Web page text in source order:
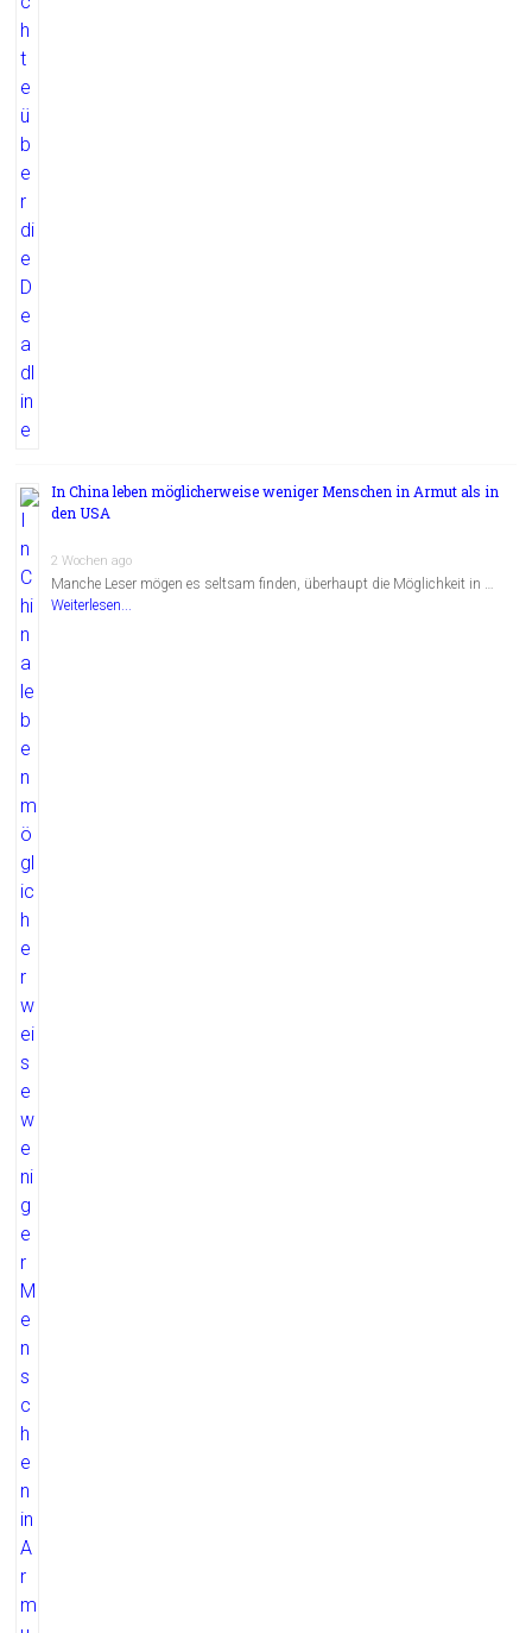
In China leben möglicherweise weniger Menschen in Armut als in
den USA
2 Wochen ago
Manche Leser mögen es seltsam finden, überhaupt die Möglichkeit in …
Weiterlesen...